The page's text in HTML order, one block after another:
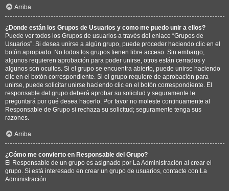
Arriba
¿Donde están los Grupos de Usuarios y como me puedo unir a ellos?
Puede ver todos los Grupos de usuarios a través del enlace “Grupos de
Usuarios”. Si desea unirse a algún grupo, puede proceder haciendo clic en el
botón apropiado. No todos los grupos tienen libre acceso. Sin embargo,
algunos requieren aprobación para poder unirse, otros están cerrados y
algunos son ocultos. Si el grupo se encuentra abierto, puede unirse haciendo
clic en el botón correspondiente. Si el grupo requiere de aprobación para
unirse, puede solicitar unirse haciendo clic en el botón correspondiente. El
responsable del grupo deberá aprobar su solicitud y seguramente le
preguntará por qué desea hacerlo. Por favor no moleste continuamente al
Responsable de Grupo si rechaza su solicitud; seguramente tenga sus
razones.
Arriba
¿Cómo me convierto en Responsable del Grupo?
El Responsable de un grupo es asignado por La Administración al crear el
grupo. Si está interesado en crear un grupo de usuarios, contacte con La
Administración.